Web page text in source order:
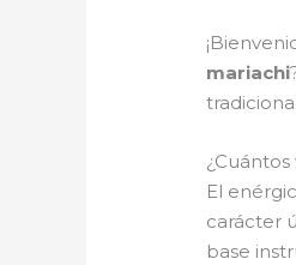
mariachi
El
carácter
base